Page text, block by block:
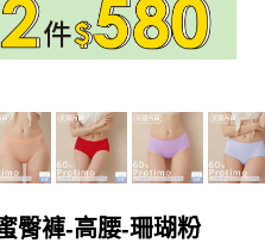
臀褲-高腰-珊瑚粉